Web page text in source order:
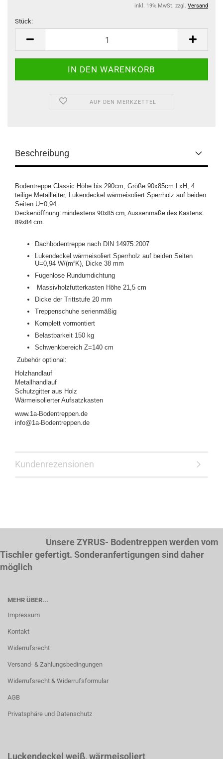
inkl. 19% MwSt. zzgl. Versand
Stück:
AUF DEN MERKZETTEL
Beschreibung
Bodentreppe Classic Höhe bis 290cm, Größe 90x85cm LxH, 4
teilige Metallleiter, Lukendeckel wärmeisoliert Sperrholz auf beiden
Seiten U=0,94
Deckenöffnung: mindestens 90x85 cm, Aussenmaße des Kastens:
89x84 cm.
Dachbodentreppe nach DIN 14975:2007
Lukendeckel wärmeisoliert Sperrholz auf beiden Seiten
U=0,94 W/(m²K), Dicke 38 mm
Fugenlose Rundumdichtung
Massivholzfutterkasten Höhe 21,5 cm
Dicke der Trittstufe 20 mm
Treppenschuhe serienmäßig
Komplett vormontiert
Belastbarkeit 150 kg
Schwenkbereich Z=140 cm
Zubehör optional:
Holzhandlauf
Metallhandlauf
Schutzgitter aus Holz
Wärmeisolierter Aufsatzkasten
www.1a-Bodentreppen.de
info@1a-Bodentreppen.de
Kundenrezensionen
Unsere ZYRUS- Bodentreppen werden vom
Tischler gefertigt. Sonderanfertigungen sind daher
möglich
MEHR ÜBER...
Impressum
Kontakt
Widerrufsrecht
Versand- & Zahlungsbedingungen
Widerrufsrecht & Widerrufsformular
AGB
Privatsphäre und Datenschutz
Luckendeckel weiß, wärmeisoliert